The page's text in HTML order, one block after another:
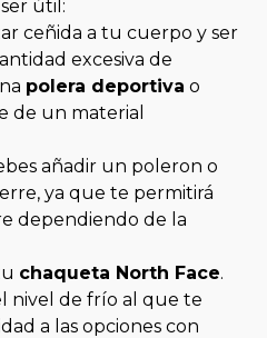
útil:
ceñida a tu cuerpo y ser
excesiva de
polera deportiva o
de un material
añadir un poleron o
ya que te permitirá
dependiendo de la
chaqueta North Face.
nivel de frío al que te
a las opciones con